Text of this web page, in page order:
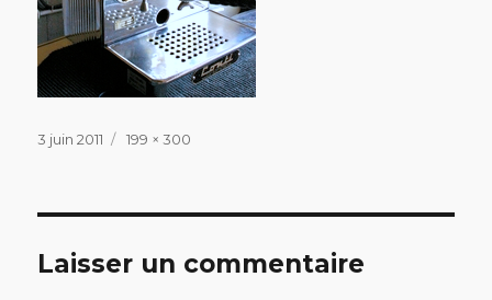
Publié
3 juin 2011
Taille
199 × 300
Laisser un commentaire